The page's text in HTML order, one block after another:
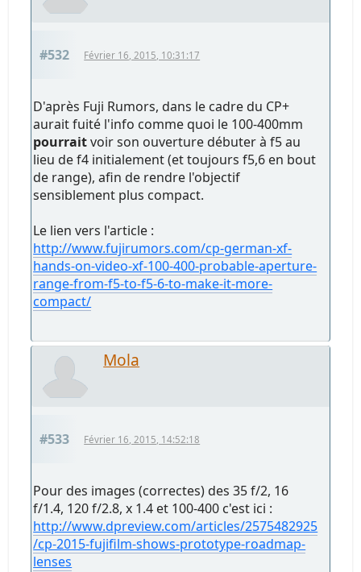
#532 Février 16, 2015, 10:31:17
D'après Fuji Rumors, dans le cadre du CP+
aurait fuité l'info comme quoi le 100-400mm
pourraitvoir son ouverture débuter à f5 au
lieu de f4 initialement (et toujours f5,6 en bout
de range), afin de rendre l'objectif
sensiblement plus compact.
Le lien vers l'article :
http://www.fujirumors.com/cp-german-xf-
hands-on-video-xf-100-400-probable-aperture-
range-from-f5-to-f5-6-to-make-it-more-
compact/
Mola
#533 Février 16, 2015, 14:52:18
Pour des images (correctes) des 35 f/2, 16
f/1.4, 120 f/2.8, x 1.4 et 100-400 c'est ici :
http://www.dpreview.com/articles/2575482925
/cp-2015-fujifilm-shows-prototype-roadmap-
lenses